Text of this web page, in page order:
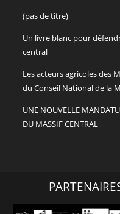
(pas de titre)
Un livre blanc pour
central
Les acteurs agricoles des
du Conseil National de la
UNE NOUVELLE
DU MASSIF CENTRAL